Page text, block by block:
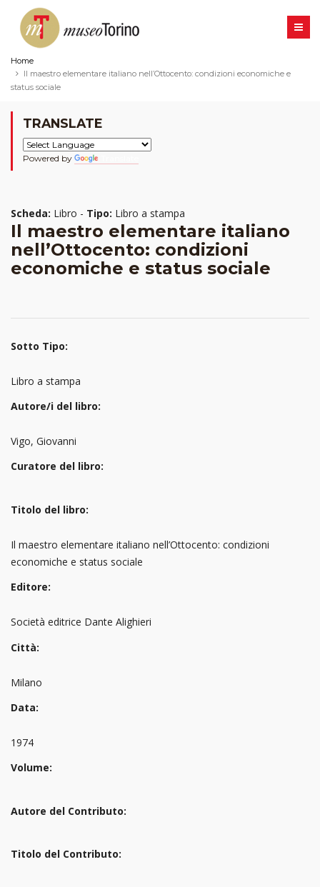
Home
Il maestro elementare italiano nell’Ottocento: condizioni economiche e
status sociale
TRANSLATE
Powered by
Scheda: Libro - Tipo: Libro a stampa
Il maestro elementare italiano
nell’Ottocento: condizioni
economiche e status sociale
Sotto Tipo:
Libro a stampa
Autore/i del libro:
Vigo, Giovanni
Curatore del libro:
Titolo del libro:
Il maestro elementare italiano nell’Ottocento: condizioni
economiche e status sociale
Editore:
Società editrice Dante Alighieri
Città:
Milano
Data:
1974
Volume:
Autore del Contributo:
Titolo del Contributo: